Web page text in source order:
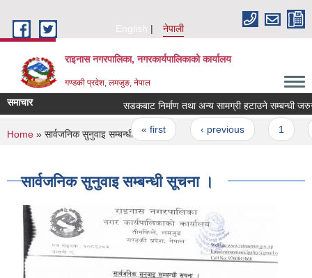
English
नेपाली
राइनास नगरपालिका, नगरकार्यपालिकाको कार्यालय
गण्डकी प्रदेश, लमजुङ, नेपाल
समाचार सडकबाट निर्माण तथा अन्य सामग्री हटाउने
Pages
« first ‹ previous
You are here
Home » सार्वजनिक सुनुवाइ सम्बन्धी सूचना ।
सार्वजनिक सुनुवाइ सम्बन्धी सूचना ।